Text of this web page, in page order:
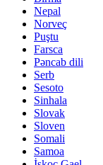
Nepal
Norveç
Puştu
Farsca
Pəncab dili
Serb
Sesoto
Sinhala
Slovak
Sloven
Somali
Samoa